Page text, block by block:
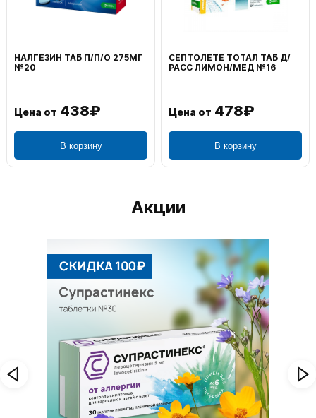
НАЛГЕЗИН ТАБ П/П/О 275МГ
№20
Цена от 438₽
В корзину
СЕПТОЛЕТЕ ТОТАЛ ТАБ Д/
РАСС ЛИМОН/МЕД №16
Цена от 478₽
В корзину
Акции